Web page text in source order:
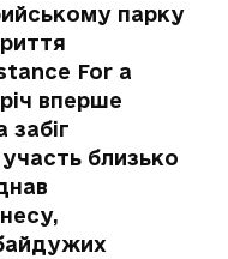
парку
For a
вперше
забіг
близько